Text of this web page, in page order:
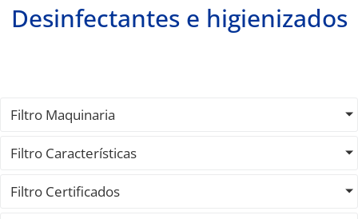
Desinfectantes e higienizados
Filtro Maquinaria
Filtro Características
Filtro Certificados